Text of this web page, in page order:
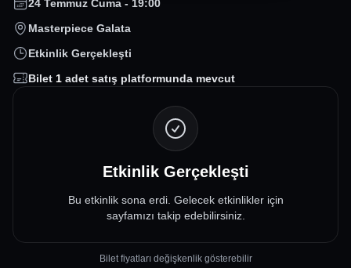
24 Temmuz Cuma - 19:00
Masterpiece Galata
Etkinlik Gerçekleşti
Bilet 1 adet satış platformunda mevcut
Etkinlik Gerçekleşti
Bu etkinlik sona erdi. Gelecek etkinlikler için
sayfamızı takip edebilirsiniz.
Bilet fiyatları değişkenlik gösterebilir